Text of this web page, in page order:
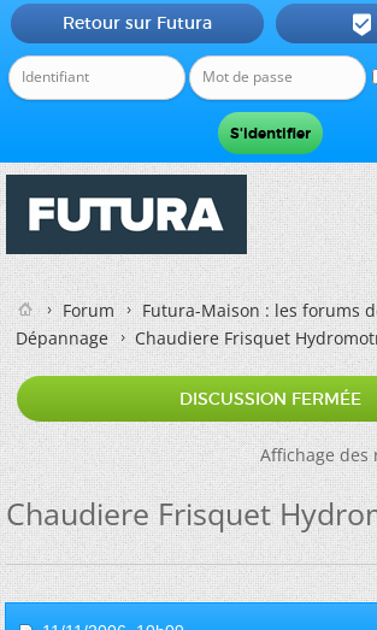
Retour sur Futura 
Forum
Futura-Maison : les forums
Dépannage
Chaudiere Frisquet
DISCUSSION FERMÉE
Affichage des
Chaudiere Frisquet